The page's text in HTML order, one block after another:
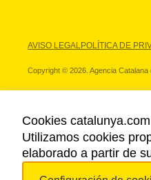
AVISO LEGALPOLÍTICA DE
Copyright © 2026. Agencia
NUESTROS PARTNERS
Cookies catalunya.com
Utilizamos cookies
elaborado a partir de